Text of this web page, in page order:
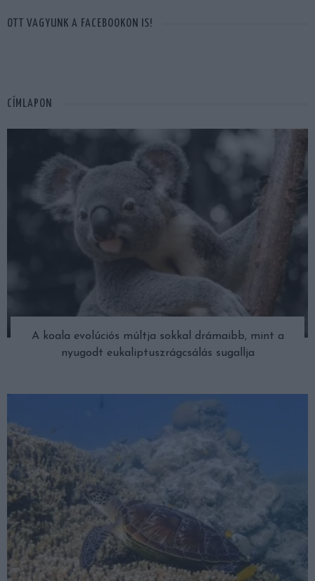
OTT VAGYUNK A FACEBOOKON IS!
CÍMLAPON
A koala evolúciós múltja sokkal drámaibb, mint a
nyugodt eukaliptuszrágcsálás sugallja